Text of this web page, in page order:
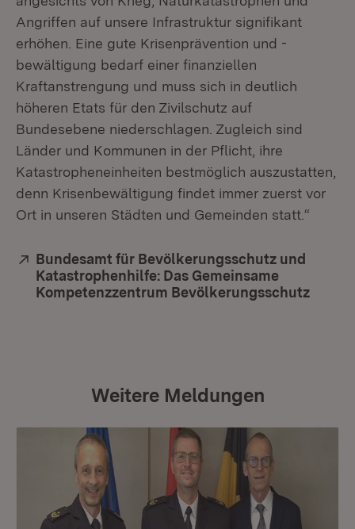
Angriffen auf unsere Infrastruktur signifikant
erhöhen. Eine gute Krisenprävention und -
bewältigung bedarf einer finanziellen
Kraftanstrengung und muss sich in deutlich
höheren Etats für den Zivilschutz auf
Bundesebene niederschlagen. Zugleich sind
Länder und Kommunen in der Pflicht, ihre
Katastropheneinheiten bestmöglich auszustatten,
denn Krisenbewältigung findet immer zuerst vor
Ort in unseren Städten und Gemeinden statt.“
Extern:
Bundesamt für Bevölkerungsschutz und
Katastrophenhilfe: Das Gemeinsame
Kompetenzzentrum Bevölkerungsschutz
Weitere Meldungen